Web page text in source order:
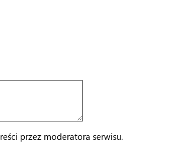
przez moderatora serwisu.